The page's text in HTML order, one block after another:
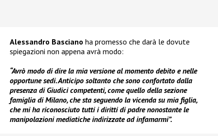
Alessandro Basciano ha promesso che darà le dovute
spiegazioni non appena avrà modo:
“Avrò modo di dire la mia versione al momento debito e nelle
opportune sedi. Anticipo soltanto che sono confortato dalla
presenza di Giudici competenti, come quello della sezione
famiglia di Milano, che sta seguendo la vicenda su mia figlia,
che mi ha riconosciuto tutti i diritti di padre nonostante le
manipolazioni mediatiche indirizzate ad infamarmi”.